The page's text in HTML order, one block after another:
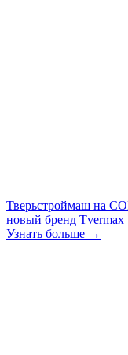
Тверьстроймаш на
новый бренд Tvermax
Узнать больше →